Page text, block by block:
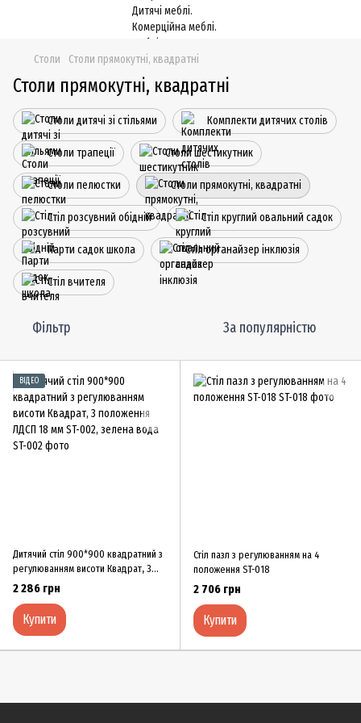
Столи Столи прямокутні, квадратні
Столи прямокутні, квадратні
Столи дитячі зі стільями Комплекти дитячих столів
Столи трапеції Столи шестикутник
Столи пелюстки Столи прямокутні, квадратні
Стіл розсувний обідній Стіл круглий овальний садок
Парти садок школа Стіл органайзер інклюзія
Стіл вчителя
Фільтр За популярністю
ВІДЕО
Дитячий стіл 900*900 квадратний з
регулюванням висоти Квадрат, 3
положення ЛДСП 18 мм ST-002,
зелена вода
2 286 грн
Купити
Стіл пазл з регулюванням на 4
положення ST-018
2 706 грн
Купити